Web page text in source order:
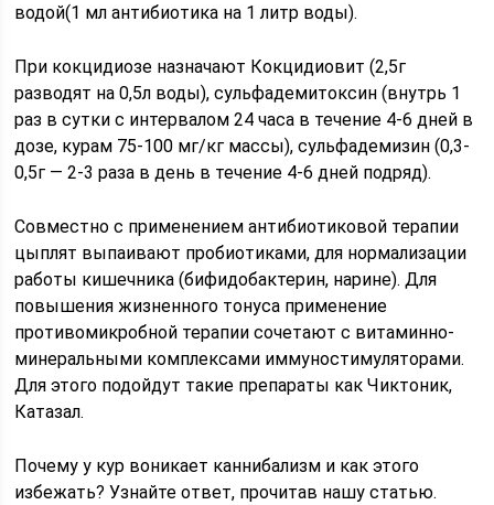
водой(1 мл антибиотика на 1 литр воды).
При кокцидиозе назначают Кокцидиовит (2,5г
разводят на 0,5л воды), сульфадемитоксин (внутрь 1
раз в сутки с интервалом 24 часа в течение 4-6 дней в
дозе, курам 75-100 мг/кг массы), сульфадемизин (0,3-
0,5г — 2-3 раза в день в течение 4-6 дней подряд).
Совместно с применением антибиотиковой терапии
цыплят выпаивают пробиотиками, для нормализации
работы кишечника (бифидобактерин, нарине). Для
повышения жизненного тонуса применение
противомикробной терапии сочетают с витаминно-
минеральными комплексами иммуностимуляторами.
Для этого подойдут такие препараты как Чиктоник,
Катазал.
Почему у кур воникает каннибализм и как этого
избежать? Узнайте ответ, прочитав нашу статью.